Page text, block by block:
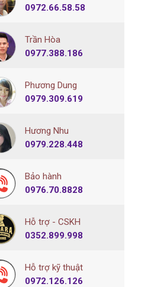
0972.66.58.58
Trần Hòa
0977.388.186
Phương Dung
0979.309.619
Hương Nhu
0979.228.448
Bảo hành
0976.70.8828
Hỗ trợ - CSKH
0352.899.998
Hỗ trợ kỹ thuật
0972.126.126